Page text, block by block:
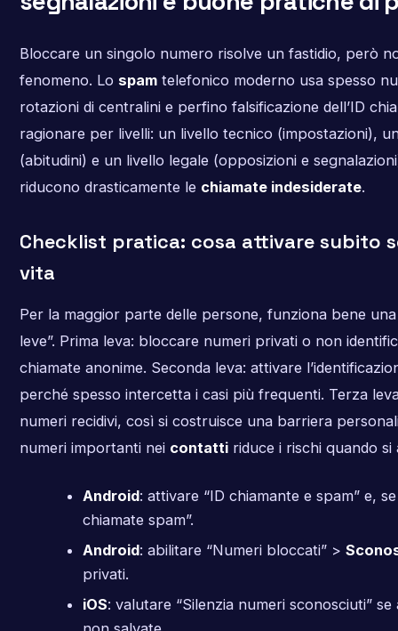
Bloccare un singolo numero risolve un fastidio, però
fenomeno. Lo spamtelefonico moderno usa spesso
rotazioni di centralini e perfino falsificazione dell’ID
ragionare per livelli: un livello tecnico (impostazioni),
(abitudini) e un livello legale (opposizioni e
riducono drasticamente le chiamate indesiderate.
Checklist pratica: cosa attivare subito
vita
Per la maggior parte delle persone, funziona bene
leve”. Prima leva: bloccare numeri privati o non
chiamate anonime. Seconda leva: attivare
perché spesso intercetta i casi più frequenti. Terza
numeri recidivi, così si costruisce una barriera
numeri importanti nei contattiriduce i rischi quando
Android: attivare “ID chiamante e spam” e,
chiamate spam”.
Android: abilitare “Numeri bloccati” >
privati.
iOS: valutare “Silenzia numeri sconosciuti”